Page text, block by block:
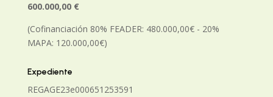
600.000,00 €
(Cofinanciación 80% FEADER: 480.000,00€ - 20%
MAPA: 120.000,00€)
Expediente
REGAGE23e000651253591